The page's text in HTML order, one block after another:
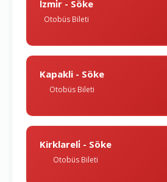
İzmi̇r - Söke
Otobüs Bileti
Kapakli - Söke
Otobüs Bileti
Kirklareli̇ - Söke
Otobüs Bileti